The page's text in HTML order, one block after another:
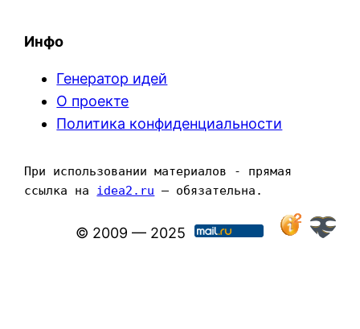
Инфо
Генератор идей
О проекте
Политика конфиденциальности
При использовании материалов - прямая
ссылка на idea2.ru — обязательна.
© 2009 — 2025